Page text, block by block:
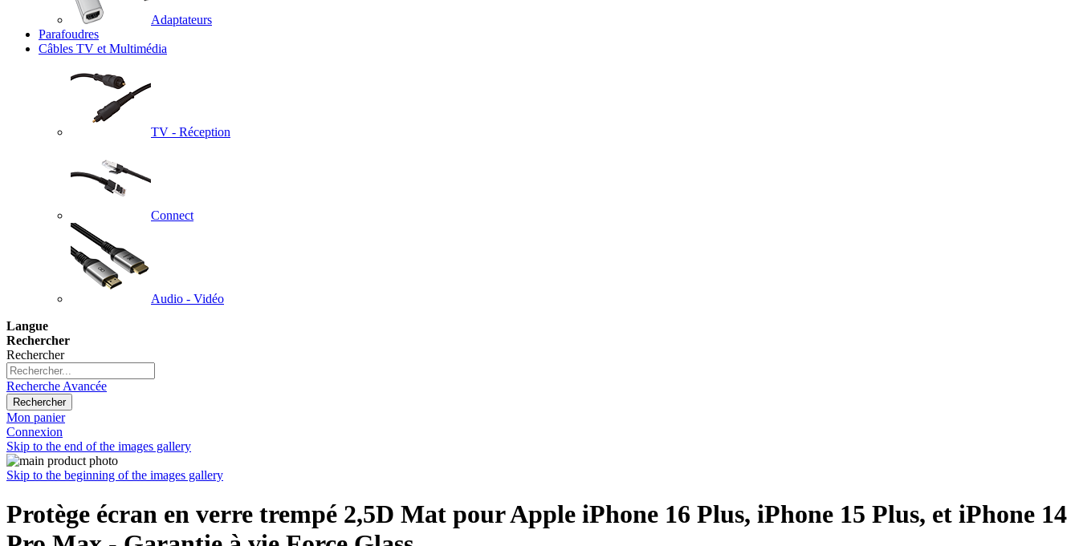
Adaptateurs
Parafoudres
Câbles TV et Multimédia
TV - Réception
Connect
Audio - Vidéo
Langue
Rechercher
Rechercher
Recherche Avancée
Rechercher
Mon panier
Connexion
Skip to the end of the images gallery
Skip to the beginning of the images gallery
Protège écran en verre trempé 2,5D Mat pour Apple iPhone 16 Plus, iPhone 15 Plus, et iPhone 14